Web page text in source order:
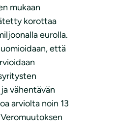
mukaan
korottaa
eurolla.
että
vähentävän
arviolta noin 13